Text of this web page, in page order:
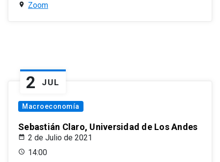
Zoom
2 JUL
Macroeconomía
Sebastián Claro, Universidad de Los Andes
2 de Julio de 2021
14:00